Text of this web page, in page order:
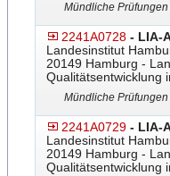
Mündliche
2241A0728 - LIA-
Landesinstitut
20149 Hamburg -
Qualitätsentwicklung
Mündliche
2241A0729 - LIA-
Landesinstitut
20149 Hamburg -
Qualitätsentwicklung